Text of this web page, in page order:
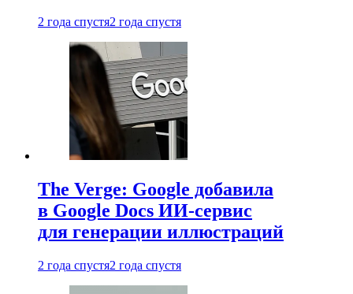
2 года спустя2 года спустя
The Verge: Google добавила
в Google Docs ИИ-сервис
для генерации иллюстраций
2 года спустя2 года спустя